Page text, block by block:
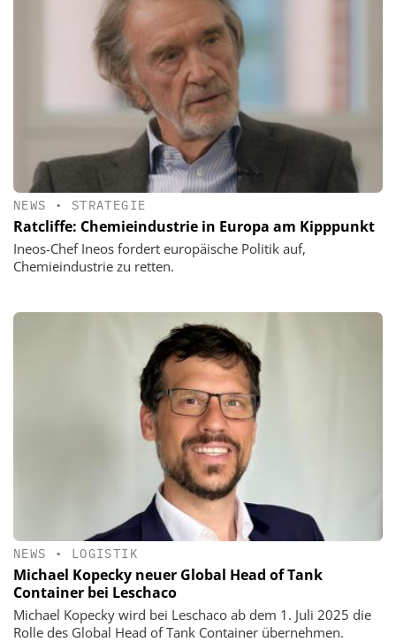
NEWS • STRATEGIE
Ratcliffe: Chemieindustrie in Europa am Kipppunkt
Ineos-Chef Ineos fordert europäische Politik auf,
Chemieindustrie zu retten.
NEWS • LOGISTIK
Michael Kopecky neuer Global Head of Tank
Container bei Leschaco
Michael Kopecky wird bei Leschaco ab dem 1. Juli 2025 die
Rolle des Global Head of Tank Container übernehmen.